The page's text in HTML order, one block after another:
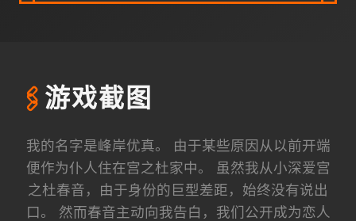
🖇️ 游戏截图
我的名字是峰岸优真。 由于某些原因从以前开端
便作为仆人住在宫之杜家中。 虽然我从小深爱宫
之杜春音，由于身份的巨型差距，始终没有说出
口。 然而春音主动向我告白，我们公开成为恋人